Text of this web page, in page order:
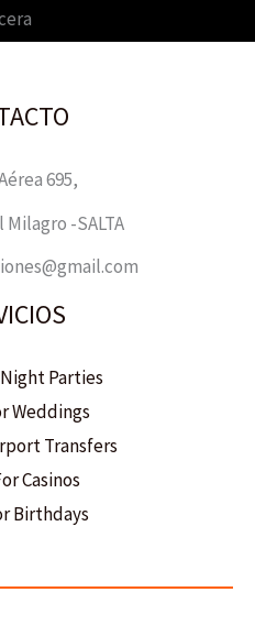
695,
-SALTA
Parties
Weddings
Transfers
Casinos
Birthdays